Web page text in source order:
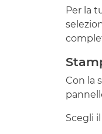
Per la
Con la
Scegli